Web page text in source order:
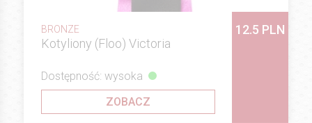
BRONZE
Kotyliony (Floo) Victoria
12.5 PLN
Dostępność: wysoka
ZOBACZ